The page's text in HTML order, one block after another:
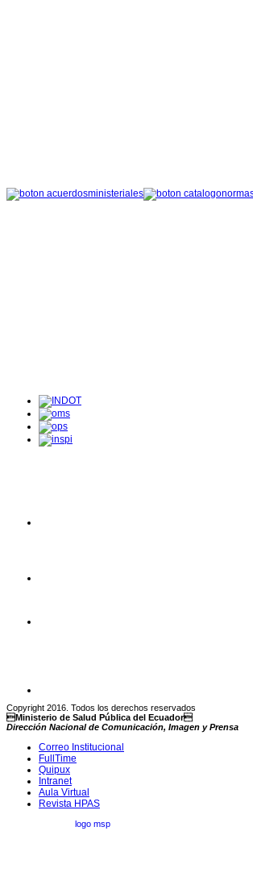
Copyright 2016. Todos los derechos reservados
Ministerio de Salud Pública del Ecuador
Dirección Nacional de Comunicación, Imagen y Prensa
Correo Institucional
FullTime
Quipux
Intranet
Aula Virtual
Revista HPAS